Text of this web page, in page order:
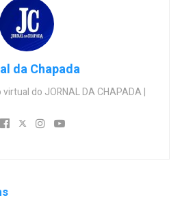
da Chapada
do JORNAL DA CHAPADA |